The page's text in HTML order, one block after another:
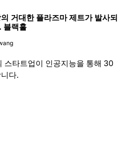
거대한 플라즈마 제트가 발사되
블랙홀